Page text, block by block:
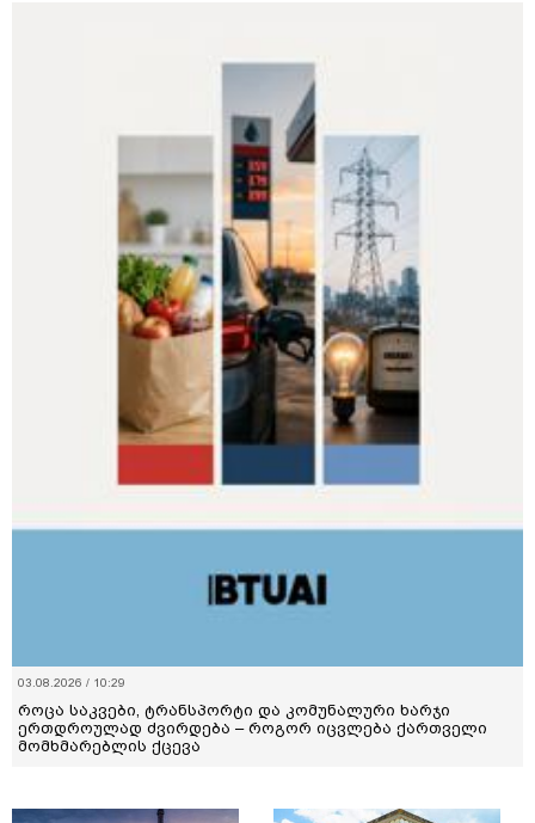
03.08.2026 / 10:29
როცა საკვები, ტრანსპორტი და კომუნალური ხარჯი
ერთდროულად ძვირდება – როგორ იცვლება ქართველი
მომხმარებლის ქცევა